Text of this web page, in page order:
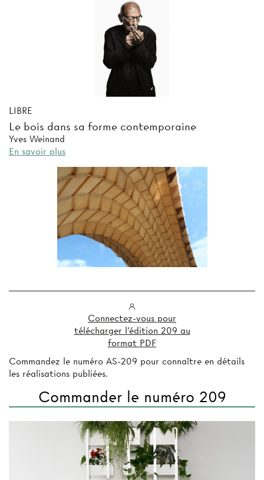
LIBRE
Le bois dans sa forme contemporaine
Yves Weinand
En savoir plus
Connectez-vous pour
télécharger l'édition 209 au
format PDF
Commandez le numéro AS-209 pour connaître en détails
les réalisations publiées.
Commander le numéro 209